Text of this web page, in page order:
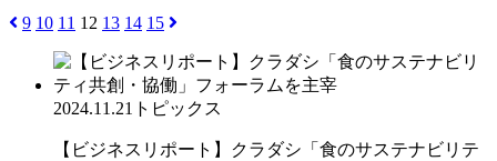
9 10 11 12 13 14 15
2024.11.21 トピックス
【ビジネスリポート】クラダシ「食のサステナビリテ